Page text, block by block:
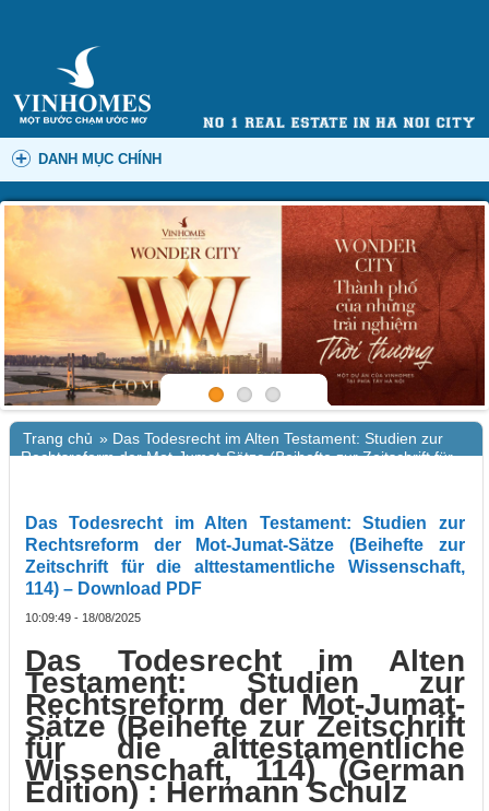
DANH MỤC CHÍNH
Trang chủ » Das Todesrecht im Alten Testament: Studien zur
Rechtsreform der Mot-Jumat-Sätze (Beihefte zur Zeitschrift für
Das Todesrecht im Alten Testament: Studien zur
Rechtsreform der Mot-Jumat-Sätze (Beihefte zur
Zeitschrift für die alttestamentliche Wissenschaft,
114) – Download PDF
10:09:49 - 18/08/2025
Das Todesrecht im Alten
Testament: Studien zur
Rechtsreform der Mot-Jumat-
Sätze (Beihefte zur Zeitschrift
für die alttestamentliche
Wissenschaft, 114) (German
Edition) : Hermann Schulz